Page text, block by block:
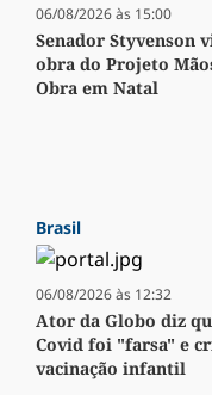
06/08/2026 às 15:00
Senador Styvenson
obra do Projeto
Obra em Natal
Brasil
06/08/2026 às 12:32
Ator da Globo diz
Covid foi "farsa" e
vacinação infantil